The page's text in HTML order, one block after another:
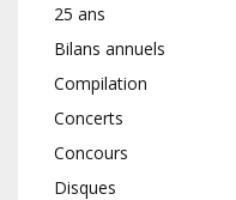
25 ans
Bilans annuels
Compilation
Concerts
Concours
Disques